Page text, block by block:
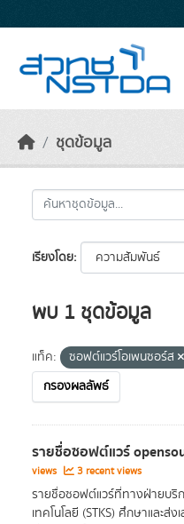
ชุดข้อมูล
เรียงโดย
พบ 1 ชุดข้อมูล
แท็ค: ซอฟต์แวร์โอเพนซอร์ส
กรองผลลัพธ์
รายชื่อซอฟต์แวร์
views
3 recent views
รายชื่อซอฟต์แวร์ที่ทางฝ่ายบริ
เทคโนโลยี (STKS) ศึกษาและ